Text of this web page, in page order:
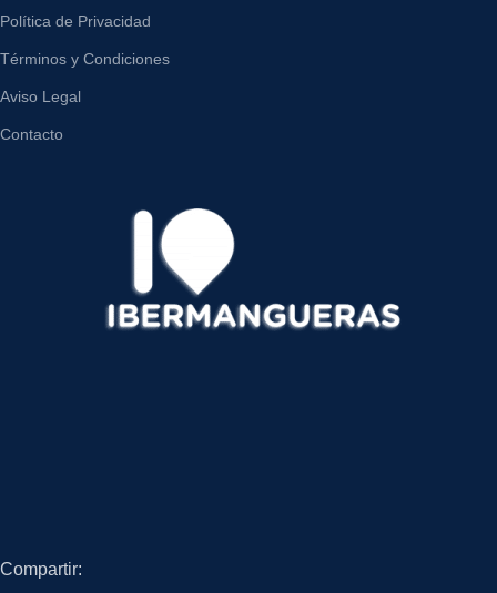
Política de Privacidad
Términos y Condiciones
Aviso Legal
Contacto
Compartir: